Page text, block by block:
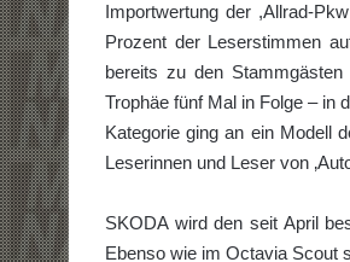
Importwertung der ,Allrad-
Prozent der Leserstimmen
bereits zu den
Trophäe fünf Mal in Folge – in
Kategorie ging an ein Modell
Leserinnen und Leser von
SKODA wird den seit April
Ebenso wie im Octavia Scout